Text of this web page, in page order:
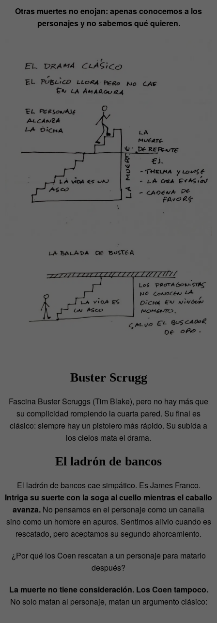
Otras muertes no enojan: apenas conocemos a los
personajes y no sabemos qué quieren.
Buster Scrugg
Fascina Buster Scruggs (Tim Blake), pero no hay más que
su complicidad rompiendo la cuarta pared. Su final es
clásico: siempre hay un pistolero más rápido. Su subida a
los cielos mata el drama.
El ladrón de bancos
El ladrón de bancos cae simpático. Es James Franco.
Intriga su suerte con la soga al cuello mientras el caballo
avanza. No pensamos en el personaje como un canalla
sino como un hombre en apuros. Sentimos alivio cuando es
rescatado, pero aceptamos su segundo ahorcamiento.
¿Por qué los Coen rescatan a un personaje para matarlo
después?
La muerte no tiene consideración. Los Coen tampoco.
No solo matan al personaje, matan un argumento clásico: